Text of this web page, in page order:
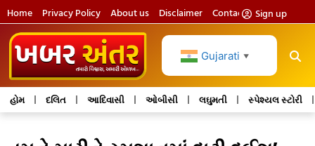
Home Privacy Policy About us Disclaimer Contact usSign up
Gujarati ▼
હોમ દલિત આદિવાસી ઓબીસી લઘુમતી સ્પેશ્યલ સ્ટોરી